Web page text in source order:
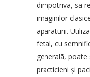
dimpotrivã, sã
imaginilor
aparaturii.
fetal, cu
generalã, poate
practicieni şi